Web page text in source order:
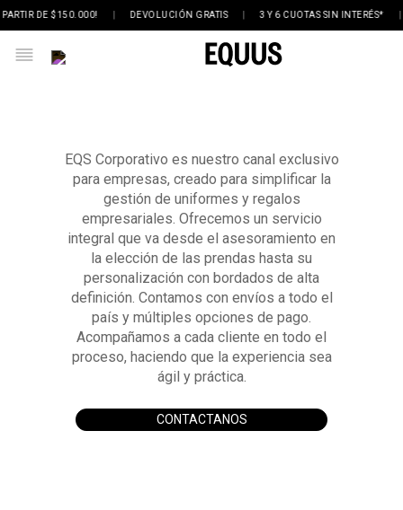
DE $150.000! DEVOLUCIÓN GRATIS 3 Y 6 CUOTAS SIN INTERÉS*
EQS Corporativo es nuestro canal exclusivo
para empresas, creado para simplificar la
gestión de uniformes y regalos
empresariales. Ofrecemos un servicio
integral que va desde el asesoramiento en
la elección de las prendas hasta su
personalización con bordados de alta
definición. Contamos con envíos a todo el
país y múltiples opciones de pago.
Acompañamos a cada cliente en todo el
proceso, haciendo que la experiencia sea
ágil y práctica.
CONTACTANOS